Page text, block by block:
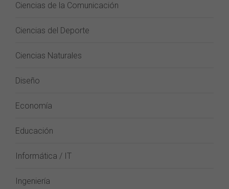
Ciencias de la Comunicación
Ciencias del Deporte
Ciencias Naturales
Diseño
Economía
Educación
Informática / IT
Ingeniería